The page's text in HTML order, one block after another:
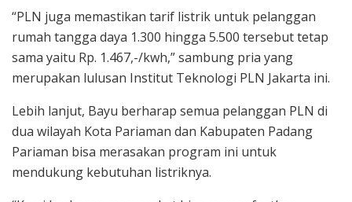
“PLN juga memastikan tarif listrik untuk pelanggan
rumah tangga daya 1.300 hingga 5.500 tersebut tetap
sama yaitu Rp. 1.467,-/kwh,” sambung pria yang
merupakan lulusan Institut Teknologi PLN Jakarta ini.
Lebih lanjut, Bayu berharap semua pelanggan PLN di
dua wilayah Kota Pariaman dan Kabupaten Padang
Pariaman bisa merasakan program ini untuk
mendukung kebutuhan listriknya.